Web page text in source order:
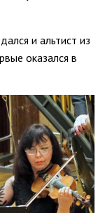
и альтист из
оказался в